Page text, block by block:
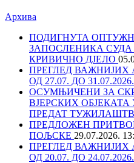
Архива
ПОДИГНУТА
ЗАПОСЛЕНИКА СУДА
КРИВИЧНО ДЈЕЛО
ПРЕГЛЕД
ОД 27.07. ДО
ОСУМЊИЧЕНИ ЗА
ВЈЕРСКИХ ОБЈЕКАТА
ПРЕДАТ
ПРЕДЛОЖЕН
ПОЉСКЕ 29.07.2026.
ПРЕГЛЕД
ОД 20.07. ДО